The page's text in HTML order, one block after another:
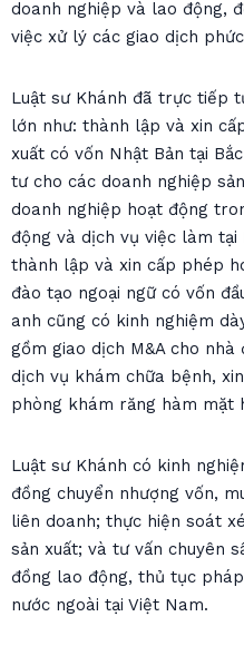
doanh nghiệp và lao động,
việc xử lý các giao dịch
Luật sư Khánh đã trực tiếp
lớn như: thành lập và xin
xuất có vốn Nhật Bản tại
tư cho các doanh nghiệp
doanh nghiệp hoạt động
động và dịch vụ việc làm tại
thành lập và xin cấp phép
đào tạo ngoại ngữ có vốn
anh cũng có kinh nghiệm
gồm giao dịch M&A cho
dịch vụ khám chữa bệnh,
phòng khám răng hàm mặt
Luật sư Khánh có kinh
đồng chuyển nhượng vốn,
liên doanh; thực hiện soát
sản xuất; và tư vấn chuyên
đồng lao động, thủ tục
nước ngoài tại Việt Nam.